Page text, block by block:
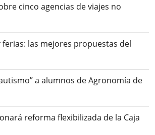
cinco agencias de viajes no
ferias: las mejores propuestas del
a alumnos de Agronomía de
reforma flexibilizada de la Caja